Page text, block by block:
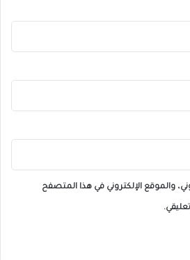
والموقع الإلكتروني في هذا المتصفح